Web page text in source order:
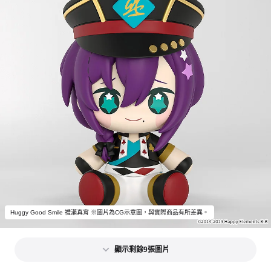
Huggy Good Smile 禮瀨真宵 ※圖片為CG示意圖，與實際商品有所差異。
顯示剩餘9張圖片